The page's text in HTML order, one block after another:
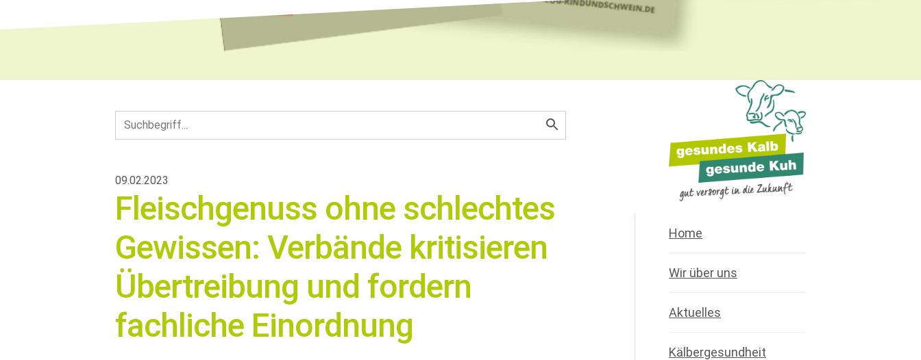
09.02.2023
Fleischgenuss ohne schlechtes
Gewissen: Verbände kritisieren
Übertreibung und fordern
fachliche Einordnung
Home
Wir über uns
Aktuelles
Kälbergesundheit